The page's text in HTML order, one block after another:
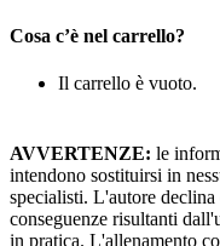
Cosa c’è nel carrello?
Il carrello è vuoto.
AVVERTENZE: le
intendono sostituirsi in
specialisti. L'autore
conseguenze risultanti
in pratica. L'allenamento